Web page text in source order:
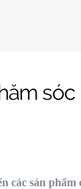
sóc
sản